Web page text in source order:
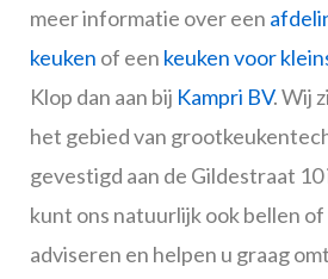
meer informatie over een
keuken of een keuken voor
Klop dan aan bij Kampri BV. Wij
het gebied van
gevestigd aan de Gildestraat 10
kunt ons natuurlijk ook bellen of
adviseren en helpen u graag